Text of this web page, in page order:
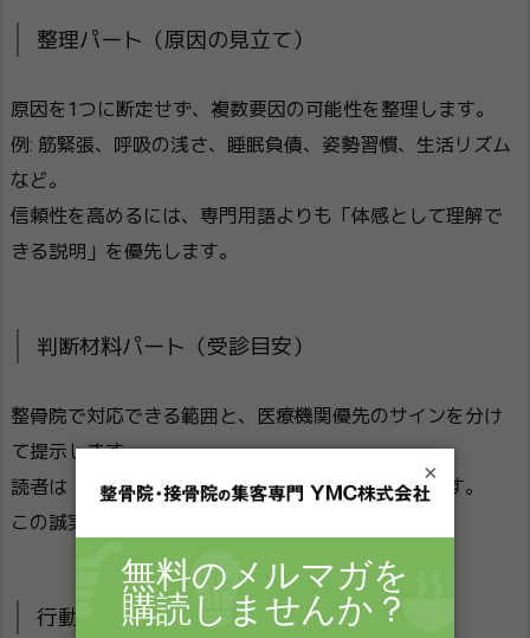
整理パート（原因の見立て）
原因を1つに断定せず、複数要因の可能性を整理します。
例: 筋緊張、呼吸の浅さ、睡眠負債、姿勢習慣、生活リズム
など。
信頼性を高めるには、専門用語よりも「体感として理解で
きる説明」を優先します。
判断材料パート（受診目安）
整骨院で対応できる範囲と、医療機関優先のサインを分け
て提示します。
読者は「売り込み」より「判断基準」を求めています。
この誠実さが、結果的に問い合わせ率を上げます。
行動導線パート（CTA）
×